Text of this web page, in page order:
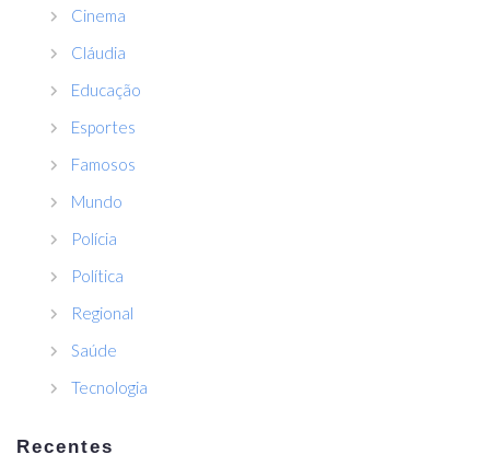
Cinema
Cláudia
Educação
Esportes
Famosos
Mundo
Polícia
Política
Regional
Saúde
Tecnologia
Recentes